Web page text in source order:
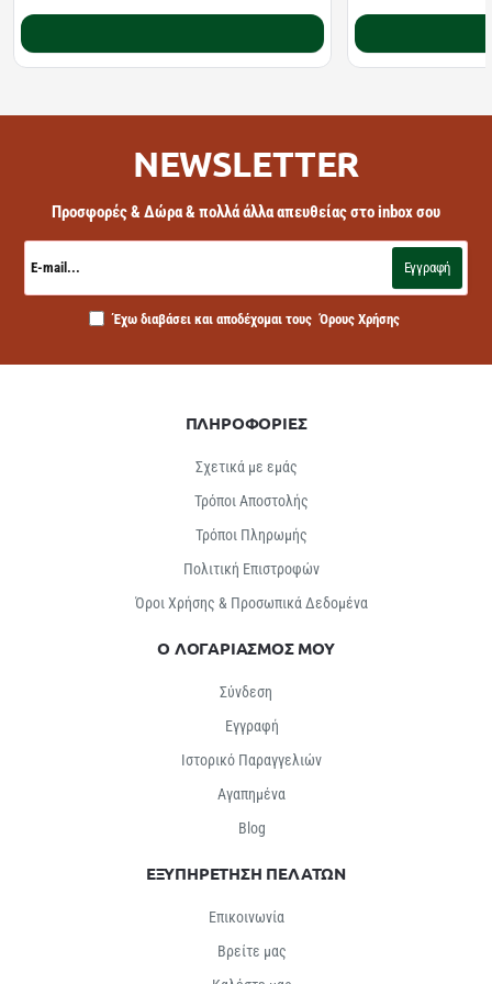
NEWSLETTER
Προσφορές & Δώρα & πολλά άλλα απευθείας στο inbox σου
E-
mail...
Εγγραφή
Έχω διαβάσει και αποδέχομαι τους Όρους Χρήσης
ΠΛΗΡΟΦΟΡΙΕΣ
Σχετικά με εμάς
Τρόποι Αποστολής
Τρόποι Πληρωμής
Πολιτική Επιστροφών
Όροι Χρήσης & Προσωπικά Δεδομένα
Ο ΛΟΓΑΡΙΑΣΜΟΣ ΜΟΥ
Σύνδεση
Εγγραφή
Ιστορικό Παραγγελιών
Αγαπημένα
Βlog
ΕΞΥΠΗΡΕΤΗΣΗ ΠΕΛΑΤΩΝ
Επικοινωνία
Βρείτε μας